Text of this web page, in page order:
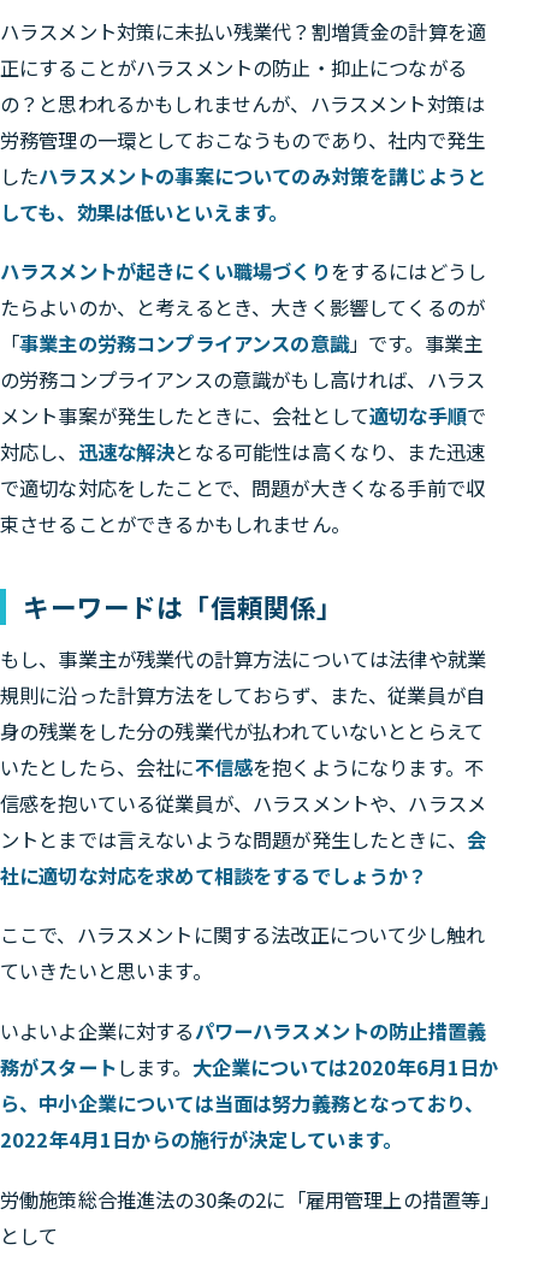
ハラスメント対策に未払い残業代？割増賃金の計算を適
正にすることがハラスメントの防止・抑止につながる
の？と思われるかもしれませんが、ハラスメント対策は
労務管理の一環としておこなうものであり、社内で発生
したハラスメントの事案についてのみ対策を講じようと
しても、効果は低いといえます。
ハラスメントが起きにくい職場づくりをするにはどうし
たらよいのか、と考えるとき、大きく影響してくるのが
「事業主の労務コンプライアンスの意識」です。事業主
の労務コンプライアンスの意識がもし高ければ、ハラス
メント事案が発生したときに、会社として適切な手順で
対応し、 迅速な解決となる可能性は高くなり、また迅速
で適切な対応をしたことで、問題が大きくなる手前で収
束させることができるかもしれません。
キーワードは「信頼関係」
もし、事業主が残業代の計算方法については法律や就業
規則に沿った計算方法をしておらず、また、従業員が自
身の残業をした分の残業代が払われていないととらえて
いたとしたら、会社に不信感を抱くようになります。不
信感を抱いている従業員が、ハラスメントや、ハラスメ
ントとまでは言えないような問題が発生したときに、 会
社に適切な対応を求めて相談をするでしょうか？
ここで、ハラスメントに関する法改正について少し触れ
ていきたいと思います。
いよいよ企業に対するパワーハラスメントの防止措置義
務がスタートします。 大企業については2020年6月1日か
ら、中小企業については当面は努力義務となっており、
2022年4月1日からの施行が決定しています。
労働施策総合推進法の30条の2に「雇用管理上の措置等」
として